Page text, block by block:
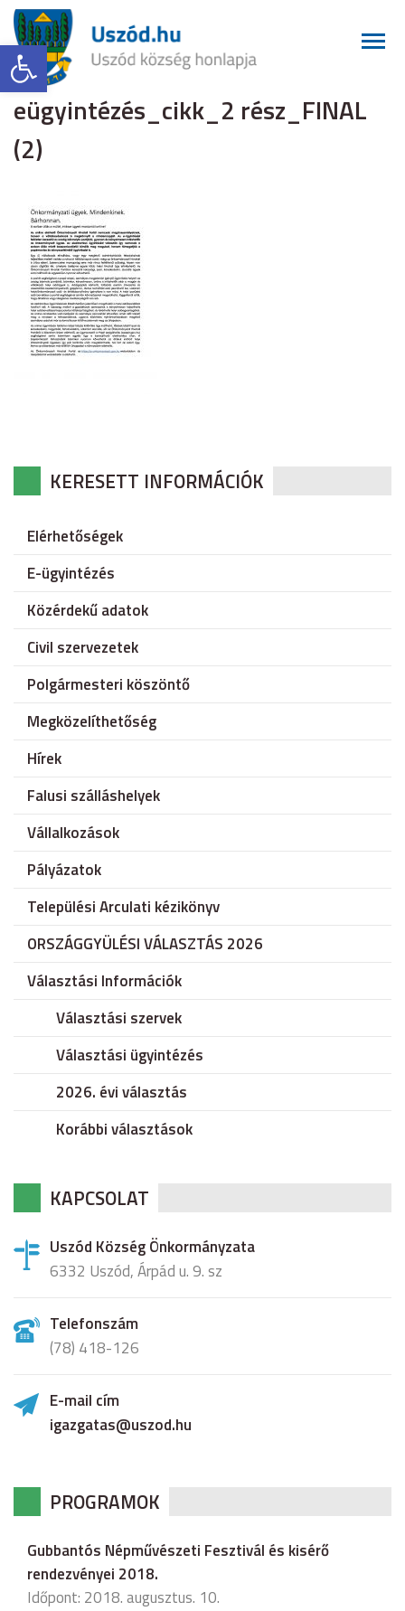
Eszköztár megnyitása
eügyintézés_cikk_2 rész_FINAL
(2)
KERESETT INFORMÁCIÓK
Elérhetőségek
E-ügyintézés
Közérdekű adatok
Civil szervezetek
Polgármesteri köszöntő
Megközelíthetőség
Hírek
Falusi szálláshelyek
Vállalkozások
Pályázatok
Települési Arculati kézikönyv
ORSZÁGGYÜLÉSI VÁLASZTÁS 2026
Választási Információk
Választási szervek
Választási ügyintézés
2026. évi választás
Korábbi választások
KAPCSOLAT
Uszód Község Önkormányzata
6332 Uszód, Árpád u. 9. sz
Telefonszám
(78) 418-126
E-mail cím
igazgatas@uszod.hu
PROGRAMOK
Gubbantós Népművészeti Fesztivál és kisérő
rendezvényei 2018.
Időpont: 2018. augusztus. 10.